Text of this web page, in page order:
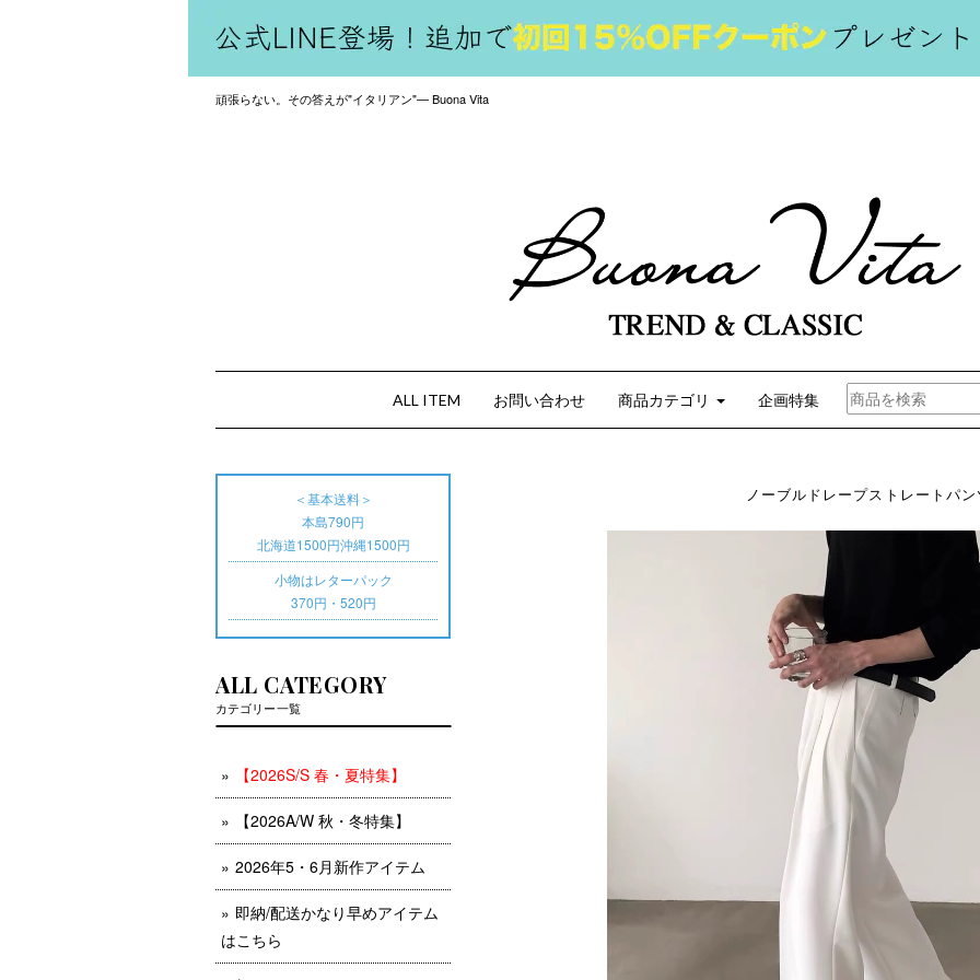
頑張らない。その答えが"イタリアン"— Buona Vita
ALL ITEM お問い合わせ 商品カテゴリ 企画特集
ノーブルドレープストレートパ
＜基本送料＞
本島790円
北海道1500円沖縄1500円
小物はレターパック
370円・520円
ALL CATEGORY
カテゴリー一覧
【2026S/S 春・夏特集】
【2026A/W 秋・冬特集】
2026年5・6月新作アイテム
即納/配送かなり早めアイテム
はこちら